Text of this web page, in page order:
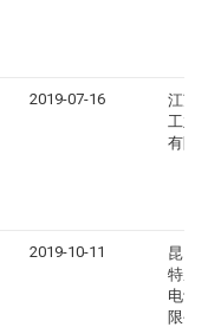
2019-07-16
江苏
工业
有限
2019-10-11
昆山
特成
电设
限公